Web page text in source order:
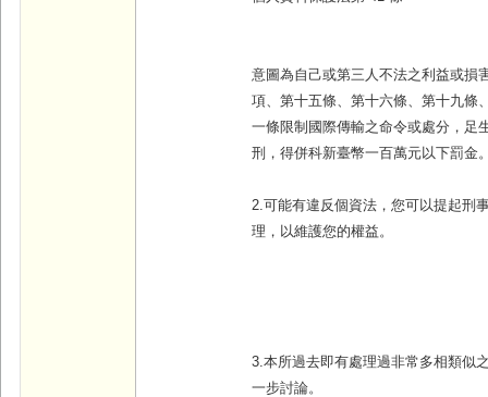
意圖為自己或第三人不法之利益或損
項、第十五條、第十六條、第十九條
一條限制國際傳輸之命令或處分，足
刑，得併科新臺幣一百萬元以下罰金
2.可能有違反個資法，您可以提起刑
理，以維護您的權益。
3.本所過去即有處理過非常多相類似
一步討論。